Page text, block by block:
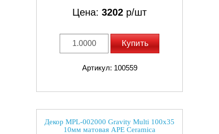
Цена: 3202 р/шт
Купить
Артикул: 100559
Декор MPL-002000 Gravity Multi 100x35
10мм матовая APE Ceramica